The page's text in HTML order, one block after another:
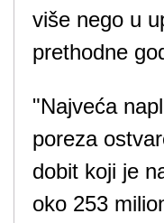
više nego u
prethodne
"Najveća
poreza
dobit koji je
oko 253